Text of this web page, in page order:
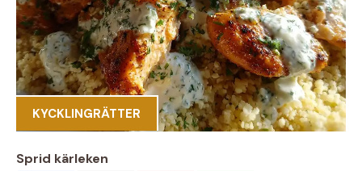
KYCKLINGRÄTTER
Sprid kärleken